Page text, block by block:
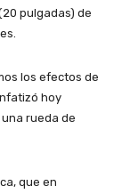
pulgadas) de
los efectos de
hoy
rueda de
que en